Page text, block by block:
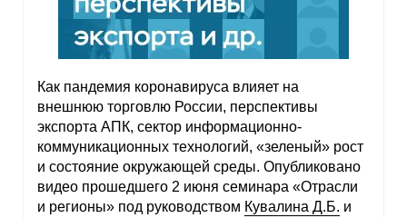
Краткосрочный прогноз
Оценка индекса промышленного
Российская Система Климатического
Мониторинга
Центр «Климатическая политика и
экономика России»
Как пандемия коронавируса влияет на
внешнюю торговлю России, перспективы
экспорта АПК, сектор информационно-
коммуникационных технологий, «зеленый» рост
и состояние окружающей среды. Опубликовано
видео прошедшего 2 июня семинара «Отрасли
и регионы» под руководством Кувалина Д.Б. и